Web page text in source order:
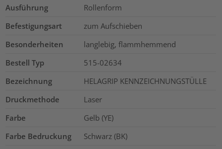
Ausführung
Rollenform
Befestigungsart
zum Aufschieben
Besonderheiten
langlebig, flammhemmend
Bestell Typ
515-02634
Bezeichnung
HELAGRIP KENNZEICHNUNGSTÜLLE
Druckmethode
Laser
Farbe
Gelb (YE)
Farbe Bedruckung
Schwarz (BK)